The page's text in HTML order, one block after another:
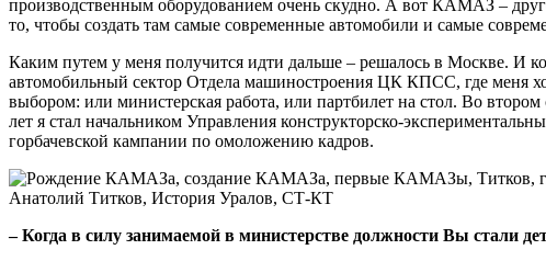
производственным оборудованием очень скудно. А вот КАМАЗ –
то, чтобы создать там самые современные автомобили и самые
Каким путем у меня получится идти дальше – решалось в Москве. И
автомобильный сектор Отдела машиностроения ЦК КПСС, где меня
выбором: или министерская работа, или партбилет на стол. Во
лет я стал начальником Управления конструкторско-
горбачевской кампании по омоложению кадров.
– Когда в силу занимаемой в министерстве должности Вы стали